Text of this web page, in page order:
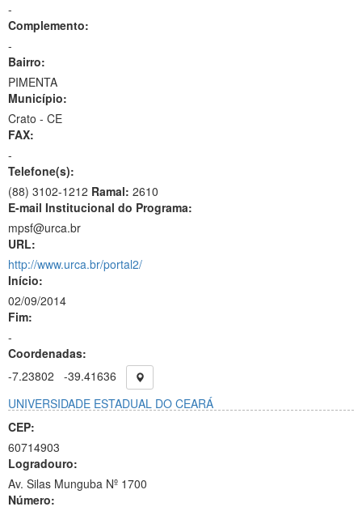
-
Complemento:
-
Bairro:
PIMENTA
Município:
Crato - CE
FAX:
-
Telefone(s):
(88) 3102-1212 Ramal: 2610
E-mail Institucional do Programa:
mpsf@urca.br
URL:
http://www.urca.br/portal2/
Início:
02/09/2014
Fim:
-
Coordenadas:
-7.23802
-39.41636
UNIVERSIDADE ESTADUAL DO CEARÁ
CEP:
60714903
Logradouro:
Av. Silas Munguba Nº 1700
Número: